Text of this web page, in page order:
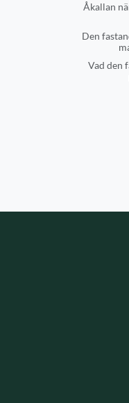
Åkallan
Den
Vad den